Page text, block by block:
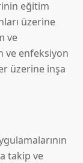
eğitim
üzerine
ve
ve enfeksiyon
üzerine inşa
takip ve